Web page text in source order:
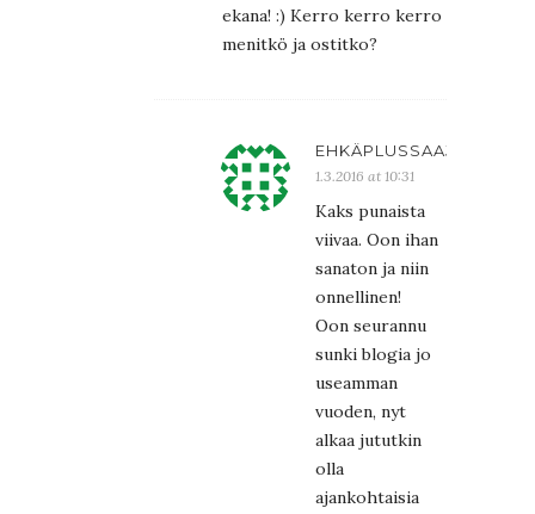
ekana! :) Kerro kerro kerro
menitkö ja ostitko?
EHKÄPLUSSAAJA
1.3.2016 at 10:31
Kaks punaista
viivaa. Oon ihan
sanaton ja niin
onnellinen!
Oon seurannu
sunki blogia jo
useamman
vuoden, nyt
alkaa jututkin
olla
ajankohtaisia